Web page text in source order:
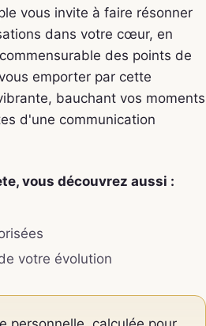
vous invite à faire résonner
dans votre cœur, en
des points de
emporter par cette
bauchant vos moments
d'une communication
vous découvrez aussi :
votre évolution